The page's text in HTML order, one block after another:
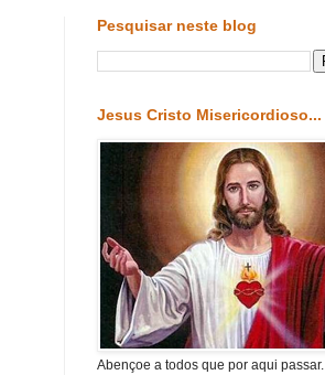
Pesquisar neste blog
Jesus Cristo Misericordioso...
Abençoe a todos que por aqui passar.